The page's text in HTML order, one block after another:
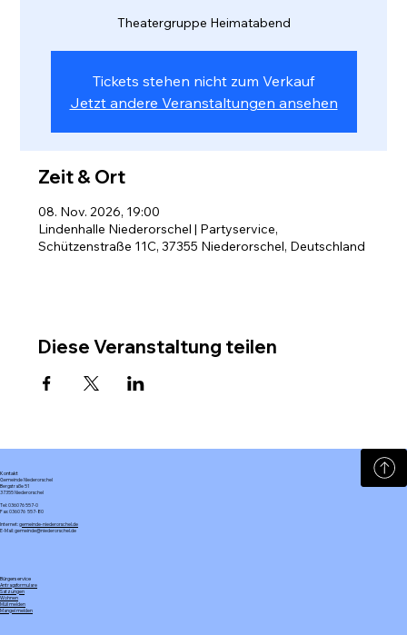
Tickets stehen nicht zum Verkauf
Jetzt andere Veranstaltungen ansehen
Zeit & Ort
08. Nov. 2026, 19:00
Lindenhalle Niederorschel | Partyservice,
Schützenstraße 11C, 37355 Niederorschel, Deutschland
Diese Veranstaltung teilen
Kontakt
Gemeinde Niederorschel
Bergstraße 51
37355 Niederorschel
Tel: 036076 557-0
Fax: 036076 557-80
Internet:gemeinde-niederorschel.de
E-Mail: gemeinde@niederorschel.de
Bürgerservice
Antragsformulare
Satzungen
Wohnen
Müll melden
Mangel melden